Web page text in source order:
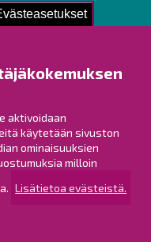
aktivoidaan
käytetään sivuston
ominaisuuksien
milloin
Lisätietoa evästeistä.